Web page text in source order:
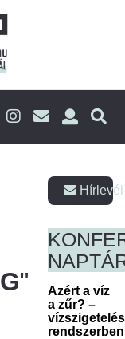
"
Azért a víz
a zűr? –